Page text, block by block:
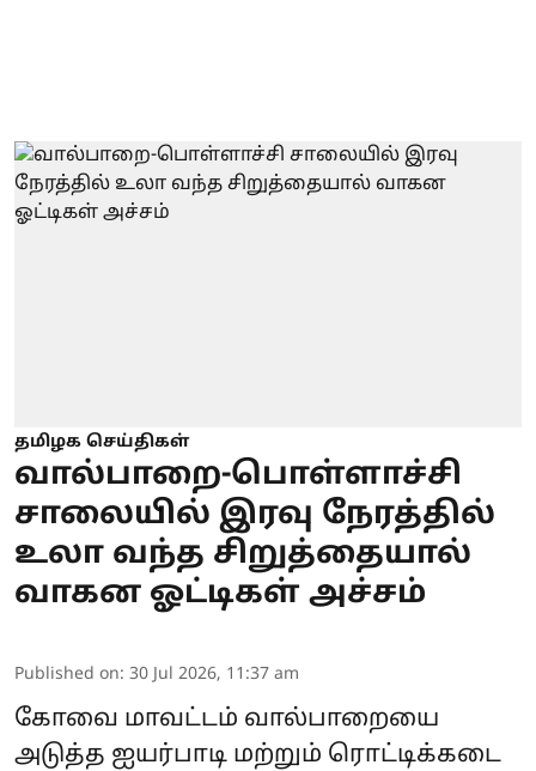
தமிழக செய்திகள்
வால்பாறை-பொள்ளாச்சி
சாலையில் இரவு நேரத்தில்
உலா வந்த சிறுத்தையால்
வாகன ஓட்டிகள் அச்சம்
Published on: 30 Jul 2026, 11:37 am
கோவை மாவட்டம் வால்பாறையை
அடுத்த ஐயர்பாடி மற்றும் ரொட்டிக்கடை